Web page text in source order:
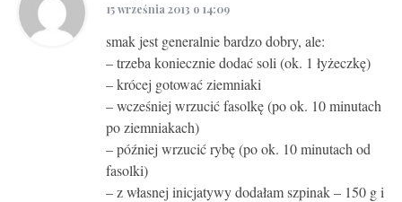
15 września 2013 o 14:09
smak jest generalnie bardzo dobry, ale:
– trzeba koniecznie dodać soli (ok. 1 łyżeczkę)
– krócej gotować ziemniaki
– wcześniej wrzucić fasolkę (po ok. 10 minutach
po ziemniakach)
– później wrzucić rybę (po ok. 10 minutach od
fasolki)
– z własnej inicjatywy dodałam szpinak – 150 g i